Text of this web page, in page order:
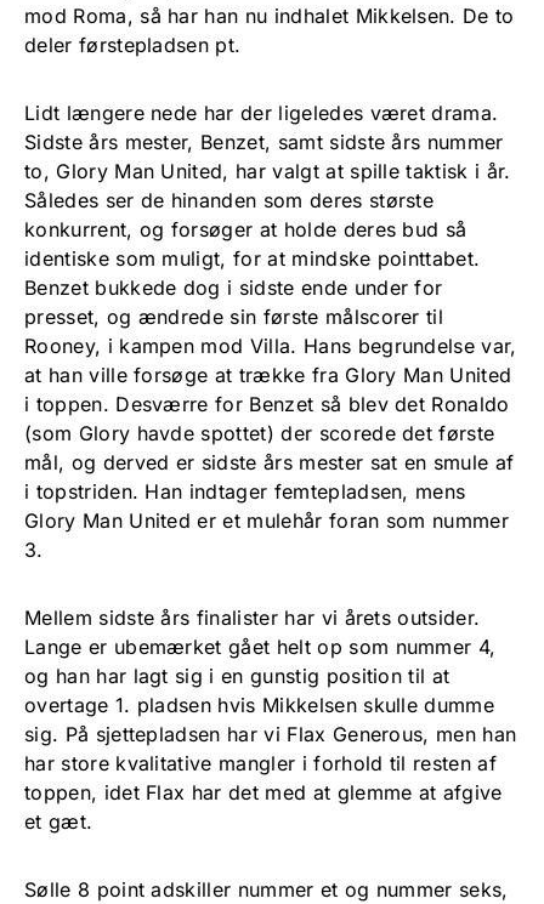
mod Roma, så har han nu indhalet Mikkelsen. De to
deler førstepladsen pt.
Lidt længere nede har der ligeledes været drama.
Sidste års mester, Benzet, samt sidste års nummer
to, Glory Man United, har valgt at spille taktisk i år.
Således ser de hinanden som deres største
konkurrent, og forsøger at holde deres bud så
identiske som muligt, for at mindske pointtabet.
Benzet bukkede dog i sidste ende under for
presset, og ændrede sin første målscorer til
Rooney, i kampen mod Villa. Hans begrundelse var,
at han ville forsøge at trække fra Glory Man United
i toppen. Desværre for Benzet så blev det Ronaldo
(som Glory havde spottet) der scorede det første
mål, og derved er sidste års mester sat en smule af
i topstriden. Han indtager femtepladsen, mens
Glory Man United er et mulehår foran som nummer
3.
Mellem sidste års finalister har vi årets outsider.
Lange er ubemærket gået helt op som nummer 4,
og han har lagt sig i en gunstig position til at
overtage 1. pladsen hvis Mikkelsen skulle dumme
sig. På sjettepladsen har vi Flax Generous, men han
har store kvalitative mangler i forhold til resten af
toppen, idet Flax har det med at glemme at afgive
et gæt.
Sølle 8 point adskiller nummer et og nummer seks,